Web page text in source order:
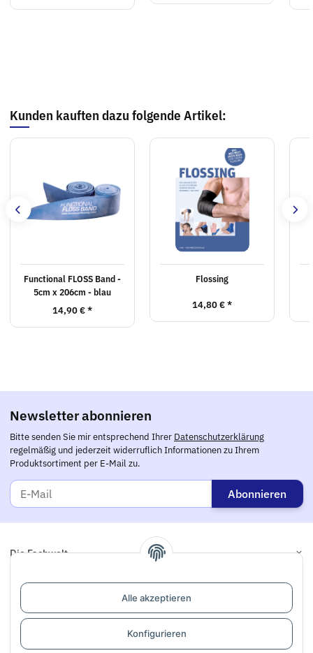
Alle akzeptieren
Konfigurieren
Kunden kauften dazu folgende Artikel:
Functional FLOSS Band -
5cm x 206cm - blau
14,90 €*
Flossing
14,80 €*
Newsletter abonnieren
Bitte senden Sie mir entsprechend Ihrer Datenschutzerklärung
regelmäßig und jederzeit widerruflich Informationen zu Ihrem
Produktsortiment per E-Mail zu.
Abonnieren
Die Fachwelt
Informationen
Links
Support / Dialogaufnahme